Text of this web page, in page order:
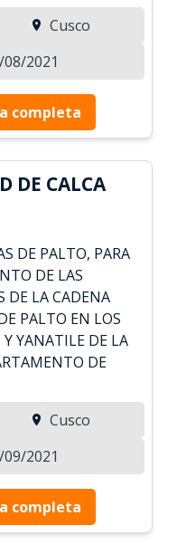
Cusco
2021
completa
DE CALCA
DE PALTO, PARA
DE LAS
DE LA CADENA
PALTO EN LOS
Y YANATILE DE LA
DE
Cusco
2021
completa